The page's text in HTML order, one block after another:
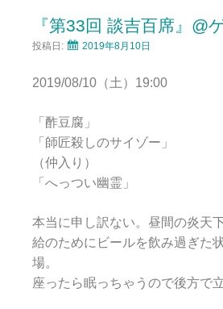
『第33回 談吉百席』@
投稿日: 2019年8月10日
2019/08/10（土）19:00
「酢豆腐」
「師匠殺しのサイゾー」
（仲入り）
「へっつい幽霊」
本当に申し訳ない。昼間の炎天
給のためにビールを飲み過ぎた
場。
座ったら眠っちゃうので後方で立